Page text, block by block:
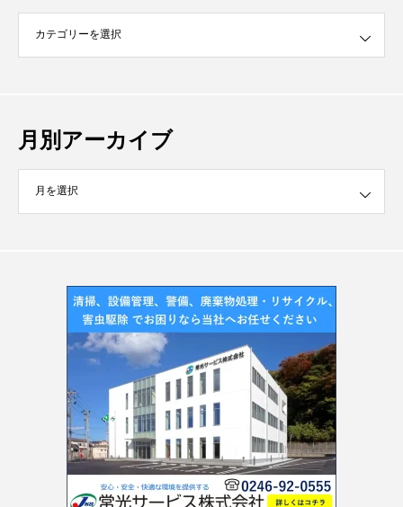
月別アーカイブ